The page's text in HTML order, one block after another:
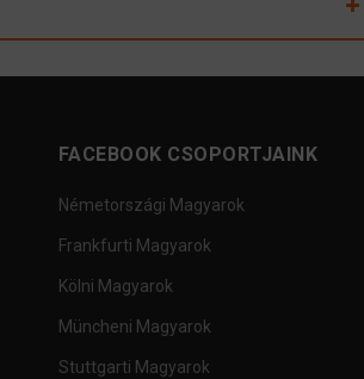
FACEBOOK CSOPORTJAINK
Németországi Magyarok
Frankfurti Magyarok
Kölni Magyarok
Müncheni Magyarok
Stuttgarti Magyarok